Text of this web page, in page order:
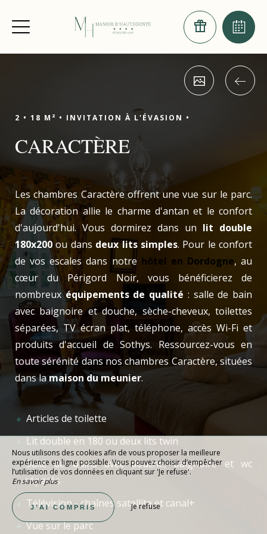
2 • 18 M² • INVITATION À L'ÉVASION •
CARACTÈRE
Les chambres Caractère offrent une vue sur le parc.
La décoration allie le charme d'antan et le confort
d'aujourd'hui. Vous dormirez dans un lit double
180x200ou dans deux lits simples. Pour le confort
de vos escales dans notre hôtel en Dordogne, au
cœur du Périgord Noir, vous bénéficierez de
nombreuxéquipements de qualité : salle de bain
avec baignoire et douche, sèche-cheveux, toilettes
séparées, TV écran plat, téléphone, accès Wi-Fi et
produits d'accueil de Sothys. Ressourcez-vous en
toute sérénité dans nos chambres Caractère, situées
dans lamaison du meunier.
Articles de toilette
Lit double en 180 ou deux lits twin
Salle de bains avec douche, baignoire et wc
séparés
Télévision - chaînes satellite et canal+
Vue sur le parc
Nous utilisons des cookies afin de vous proposer la meilleure
expérience en ligne possible. Vous pouvez choisir d’empêcher
l’utilisation de vos données en cliquant sur 'Je refuse'.
En savoir plus
J’AI COMPRIS Je refuse